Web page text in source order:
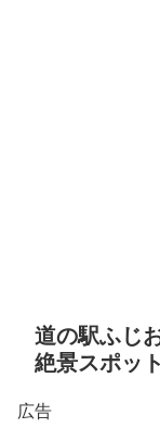
道の駅ふじ
絶景スポッ
広告